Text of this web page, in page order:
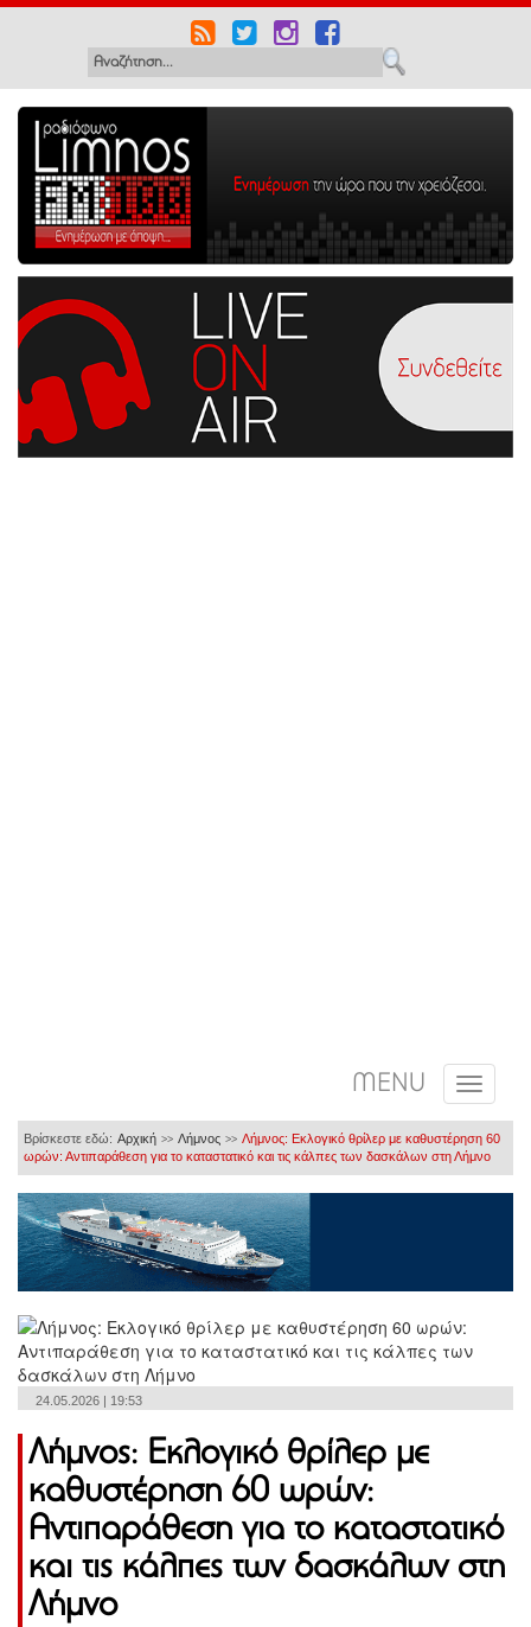
MENU
Βρίσκεστε εδώ: Αρχική >> Λήμνος >> Λήμνος: Εκλογικό θρίλερ με καθυστέρηση 60
ωρών: Αντιπαράθεση για το καταστατικό και τις κάλπες των δασκάλων στη Λήμνο
24.05.2026 | 19:53
Λήμνος: Εκλογικό θρίλερ με
καθυστέρηση 60 ωρών:
Αντιπαράθεση για το καταστατικό
και τις κάλπες των δασκάλων στη
Λήμνο